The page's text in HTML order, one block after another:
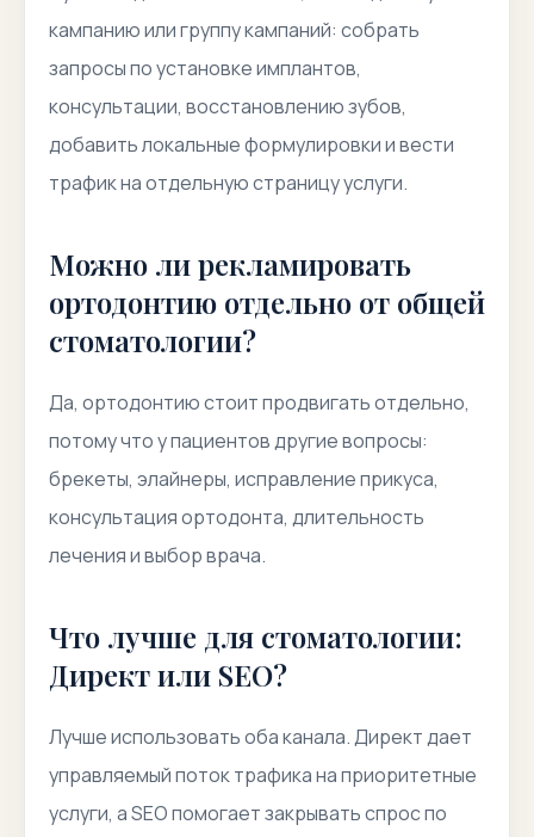
кампанию или группу кампаний: собрать
запросы по установке имплантов,
консультации, восстановлению зубов,
добавить локальные формулировки и вести
трафик на отдельную страницу услуги.
Можно ли рекламировать
ортодонтию отдельно от общей
стоматологии?
Да, ортодонтию стоит продвигать отдельно,
потому что у пациентов другие вопросы:
брекеты, элайнеры, исправление прикуса,
консультация ортодонта, длительность
лечения и выбор врача.
Что лучше для стоматологии:
Директ или SEO?
Лучше использовать оба канала. Директ дает
управляемый поток трафика на приоритетные
услуги, а SEO помогает закрывать спрос по